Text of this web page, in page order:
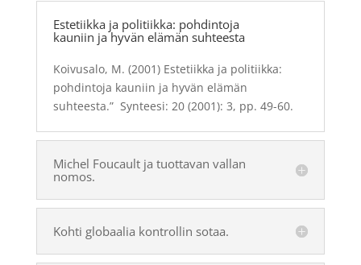
Estetiikka ja politiikka: pohdintoja
kauniin ja hyvän elämän suhteesta
Koivusalo, M. (2001) Estetiikka ja politiikka:
pohdintoja kauniin ja hyvän elämän
suhteesta.” Synteesi: 20 (2001): 3, pp. 49-60.
Michel Foucault ja tuottavan vallan
nomos.
Kohti globaalia kontrollin sotaa.